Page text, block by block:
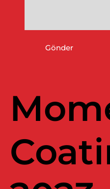
Gönder